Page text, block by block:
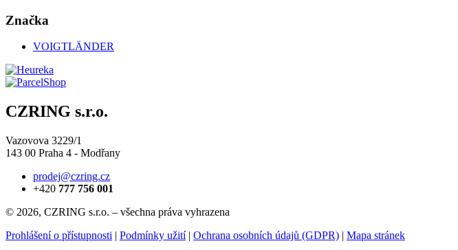
Značka
VOIGTLÄNDER
CZRING s.r.o.
Vazovova 3229/1
143 00 Praha 4 - Modřany
prodej@czring.cz
+420 777 756 001
© 2026, CZRING s.r.o. – všechna práva vyhrazena
Prohlášení o přístupnosti | Podmínky užití| Ochrana osobních údajů (GDPR) | Mapa stránek